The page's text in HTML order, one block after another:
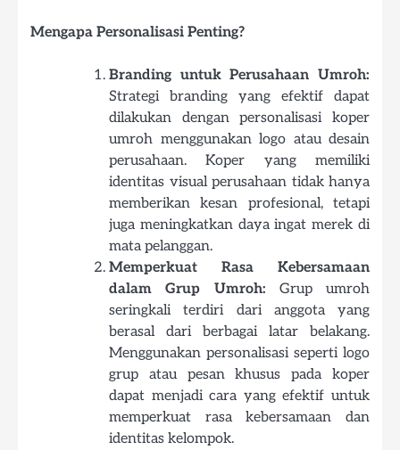
Mengapa Personalisasi Penting?
Branding untuk Perusahaan Umroh:
Strategi branding yang efektif dapat
dilakukan dengan personalisasi koper
umroh menggunakan logo atau desain
perusahaan. Koper yang memiliki
identitas visual perusahaan tidak hanya
memberikan kesan profesional, tetapi
juga meningkatkan daya ingat merek di
mata pelanggan.
Memperkuat Rasa Kebersamaan
dalam Grup Umroh: Grup umroh
seringkali terdiri dari anggota yang
berasal dari berbagai latar belakang.
Menggunakan personalisasi seperti logo
grup atau pesan khusus pada koper
dapat menjadi cara yang efektif untuk
memperkuat rasa kebersamaan dan
identitas kelompok.